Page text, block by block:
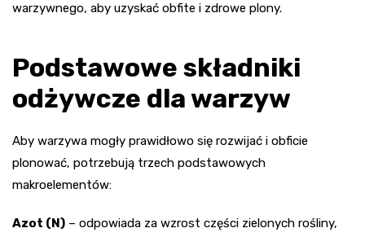
warzywnego, aby uzyskać obfite i zdrowe plony.
Podstawowe składniki
odżywcze dla warzyw
Aby warzywa mogły prawidłowo się rozwijać i obficie
plonować, potrzebują trzech podstawowych
makroelementów:
Azot (N) – odpowiada za wzrost części zielonych rośliny,